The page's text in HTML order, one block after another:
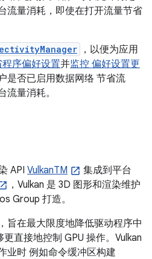
流量消耗，即使在打开流量节省
，以便为应用
序偏好设置并监控 偏好设置更
是否已启用数据网络 节省流
流量消耗。
API VulkanTM
集成到平台
，Vulkan 是 3D 图形和渲染维护
Group 打造。
旨在最大限度地降低驱动程序中
直接地控制 GPU 操作。Vulkan
业时 例如命令缓冲区构建